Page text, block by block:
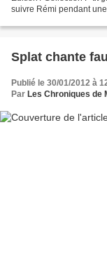
suivre Rémi pendant
Splat chante
Publié le 30/01/2012 à
Par Les Chroniques de